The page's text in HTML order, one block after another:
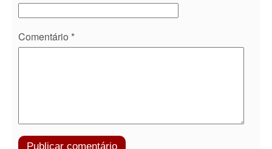
Comentário *